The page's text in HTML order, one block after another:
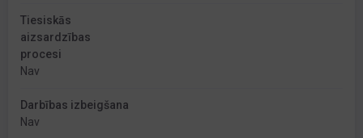
Tiesiskās
aizsardzības
procesi
Nav
Darbības izbeigšana
Nav